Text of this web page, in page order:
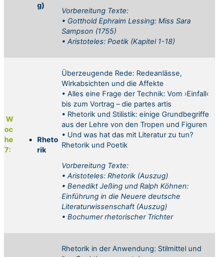
g)
Vorbereitung Texte:
• Gotthold Ephraim Lessing: Miss Sara
Sampson (1755)
• Aristoteles: Poetik (Kapitel 1-18)
W
oc
he
7:
Rheto
rik
Überzeugende Rede: Redeanlässe,
Wirkabsichten und die Affekte
• Alles eine Frage der Technik: Vom ›Einfall‹
bis zum Vortrag – die partes artis
• Rhetorik und Stilistik: einige Grundbegriffe
aus der Lehre von den Tropen und Figuren
• Und was hat das mit Literatur zu tun?
Rhetorik und Poetik
Vorbereitung Texte:
• Aristoteles: Rhetorik (Auszug)
• Benedikt Jeßing und Ralph Köhnen:
Einführung in die Neuere deutsche
Literaturwissenschaft (Auszug)
• Bochumer rhetorischer Trichter
Rhetorik in der Anwendung: Stilmittel und